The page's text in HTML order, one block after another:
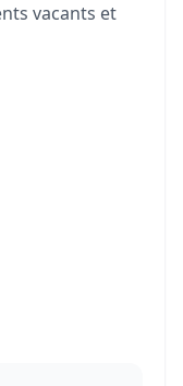
vacants et